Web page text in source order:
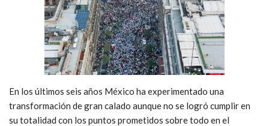
En los últimos seis años México ha experimentado una
transformación de gran calado aunque no se logró cumplir en
su totalidad con los puntos prometidos sobre todo en el